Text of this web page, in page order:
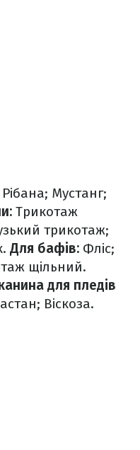
Рібана; Мустанг;
Трикотаж
трикотаж;
Для бафів: Фліс;
щільний.
для пледів
Віскоза.